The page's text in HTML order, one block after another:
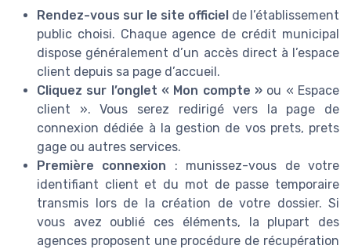
Rendez-vous sur le site officiel de l’établissement
public choisi. Chaque agence de crédit municipal
dispose généralement d’un accès direct à l’espace
client depuis sa page d’accueil.
Cliquez sur l’onglet « Mon compte » ou « Espace
client ». Vous serez redirigé vers la page de
connexion dédiée à la gestion de vos prets, prets
gage ou autres services.
Première connexion : munissez-vous de votre
identifiant client et du mot de passe temporaire
transmis lors de la création de votre dossier. Si
vous avez oublié ces éléments, la plupart des
agences proposent une procédure de récupération